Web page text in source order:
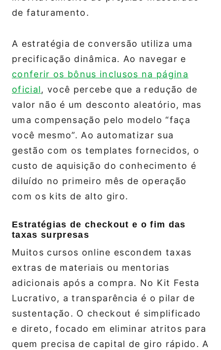
de faturamento.
A estratégia de conversão utiliza uma
precificação dinâmica. Ao navegar e
conferir os bônus inclusos na página
oficial, você percebe que a redução de
valor não é um desconto aleatório, mas
uma compensação pelo modelo “faça
você mesmo”. Ao automatizar sua
gestão com os templates fornecidos, o
custo de aquisição do conhecimento é
diluído no primeiro mês de operação
com os kits de alto giro.
Estratégias de checkout e o fim das
taxas surpresas
Muitos cursos online escondem taxas
extras de materiais ou mentorias
adicionais após a compra. No Kit Festa
Lucrativo, a transparência é o pilar de
sustentação. O checkout é simplificado
e direto, focado em eliminar atritos para
quem precisa de capital de giro rápido. A